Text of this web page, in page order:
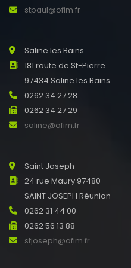
stpaul@ofim.fr
Saline les Bains
181 route de St-Pierre
97434 Saline les Bains
0262 34 27 28
0262 34 27 29
saline@ofim.fr
Saint Joseph
24 rue Maury 97480
SAINT JOSEPH Réunion
0262 31 44 00
0262 56 13 88
stjoseph@ofim.fr